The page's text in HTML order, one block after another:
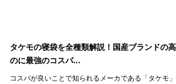
タケモの寝袋を全種類解説！国産ブランドの
のに最強のコスパ...
コスパが良いことで知られるメーカである「タケモ」